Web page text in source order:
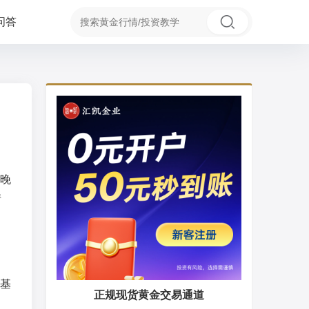
答
正规现货黄金交易通道